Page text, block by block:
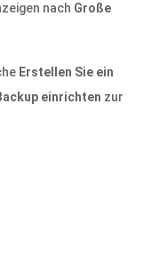
nach Große
Erstellen Sie ein
einrichten zur